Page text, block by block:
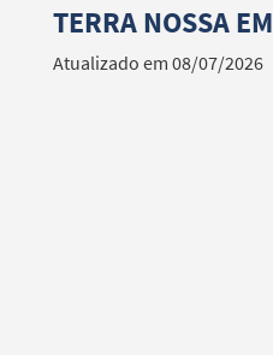
TERRA NOSSA
Atualizado em 08/07/2026